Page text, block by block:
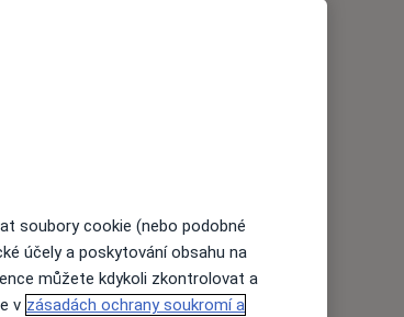
soubory cookie (nebo podobné
účely a poskytování obsahu na
můžete kdykoli zkontrolovat a
v zásadách ochrany soukromí a